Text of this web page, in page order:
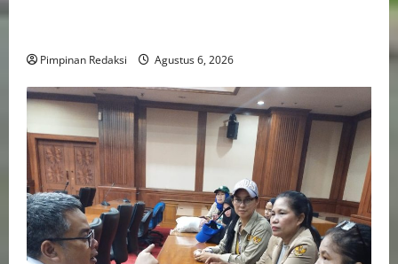
Pimpinan Redaksi Agustus 6, 2026